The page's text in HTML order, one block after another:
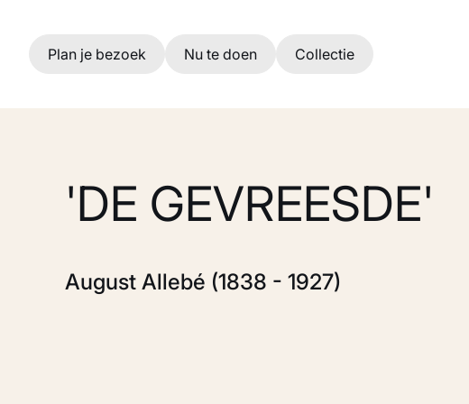
Ga naar hoofdinhoud
Plan je bezoek Nu te doen Collectie
'DE GEVREESDE'
August Allebé (1838 - 1927)